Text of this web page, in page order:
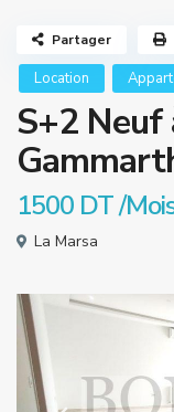
Location
S+2 Neuf
1500 DT/
La Marsa
Partager